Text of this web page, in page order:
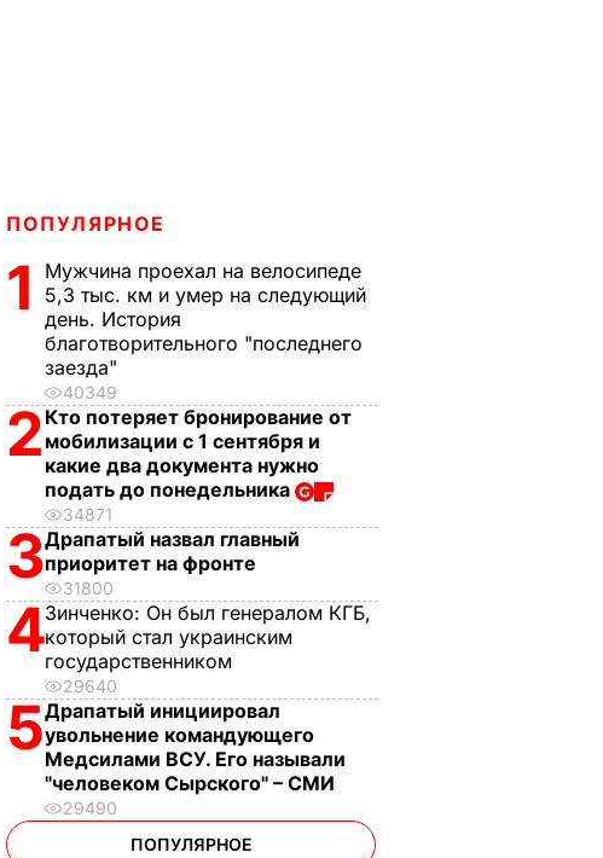
ПОПУЛЯРНОЕ
1
Мужчина проехал на велосипеде
5,3 тыс. км и умер на следующий
день. История
благотворительного "последнего
заезда"
40349
2 Кто потеряет бронирование от
мобилизации с 1 сентября и
какие два документа нужно
подать до понедельника
34871
3Драпатый назвал главный
приоритет на фронте
31800
4Зинченко: Он был генералом КГБ,
который стал украинским
государственником
29640
5Драпатый инициировал
увольнение командующего
Медсилами ВСУ. Его называли
"человеком Сырского" – СМИ
29490
ПОПУЛЯРНОЕ